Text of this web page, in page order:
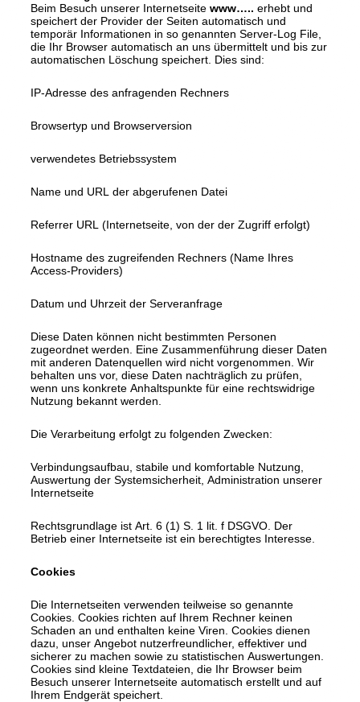
Beim Besuch unserer Internetseitewww….. erhebt und
speichert der Provider der Seiten automatisch und
temporär Informationen in so genannten Server-Log File,
die Ihr Browser automatisch an uns übermittelt und bis zur
automatischen Löschung speichert. Dies sind:
IP-Adresse des anfragenden Rechners
Browsertyp und Browserversion
verwendetes Betriebssystem
Name und URL der abgerufenen Datei
Referrer URL (Internetseite, von der der Zugriff erfolgt)
Hostname des zugreifenden Rechners (Name Ihres
Access-Providers)
Datum und Uhrzeit der Serveranfrage
Diese Daten können nicht bestimmten Personen
zugeordnet werden. Eine Zusammenführung dieser Daten
mit anderen Datenquellen wird nicht vorgenommen. Wir
behalten uns vor, diese Daten nachträglich zu prüfen,
wenn uns konkrete Anhaltspunkte für eine rechtswidrige
Nutzung bekannt werden.
Die Verarbeitung erfolgt zu folgenden Zwecken:
Verbindungsaufbau, stabile und komfortable Nutzung,
Auswertung der Systemsicherheit, Administration unserer
Internetseite
Rechtsgrundlage ist Art. 6 (1) S. 1 lit. f DSGVO. Der
Betrieb einer Internetseite ist ein berechtigtes Interesse.
Cookies
Die Internetseiten verwenden teilweise so genannte
Cookies. Cookies richten auf Ihrem Rechner keinen
Schaden an und enthalten keine Viren. Cookies dienen
dazu, unser Angebot nutzerfreundlicher, effektiver und
sicherer zu machen sowie zu statistischen Auswertungen.
Cookies sind kleine Textdateien, die Ihr Browser beim
Besuch unserer Internetseite automatisch erstellt und auf
Ihrem Endgerät speichert.